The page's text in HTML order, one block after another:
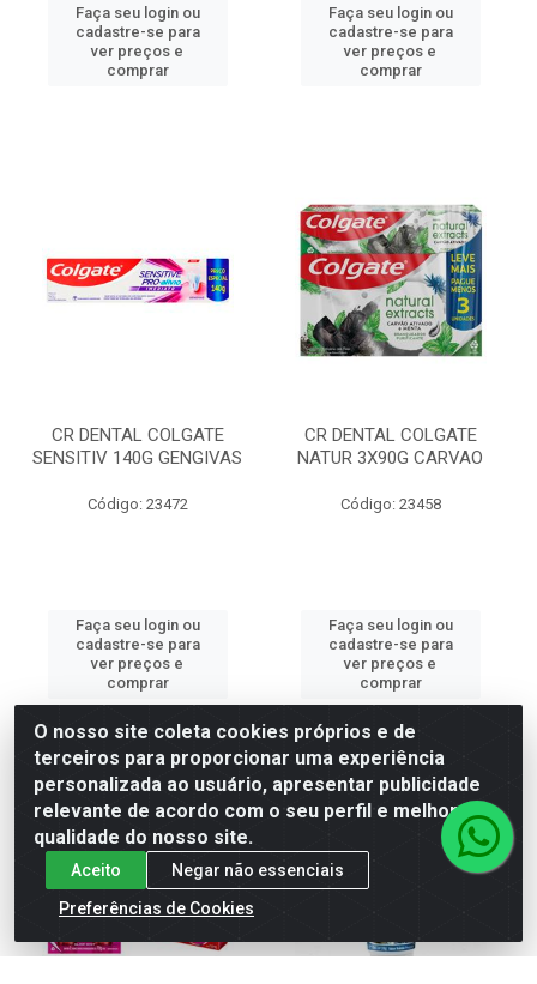
Faça seu login ou
cadastre-se para
ver preços e
comprar
Faça seu login ou
cadastre-se para
ver preços e
comprar
CR DENTAL COLGATE
SENSITIV 140G GENGIVAS
Código: 23472
Faça seu login ou
cadastre-se para
ver preços e
comprar
CR DENTAL COLGATE
NATUR 3X90G CARVAO
Código: 23458
Faça seu login ou
cadastre-se para
ver preços e
comprar
O nosso site coleta cookies próprios e de
terceiros para proporcionar uma experiência
personalizada ao usuário, apresentar publicidade
relevante de acordo com o seu perfil e melhorar a
qualidade do nosso site.
Aceito
Negar não essenciais
Preferências de Cookies